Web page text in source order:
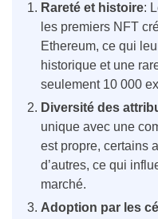
Rareté et histoire:
les premiers NFT
Ethereum, ce qui
historique et une
seulement 10 000
Diversité des
unique avec une
est propre, certains
d’autres, ce qui
marché.
Adoption par les